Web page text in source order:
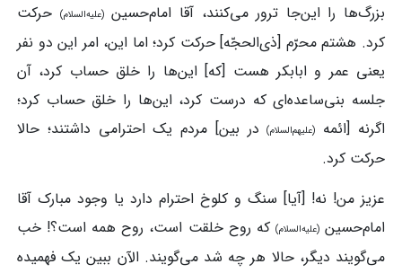
بزرگ‌ها را این‌جا ترور می‌کنند، آقا امام‌حسین(علیه‌السلام) حرکت
کرد. هشتم محرّم [ذی‌الحجّه] حرکت کرد؛ اما این، امر این دو نفر
یعنی عمر و ابابکر هست [که] این‌ها را خلق حساب کرد، آن
جلسه بنی‌ساعده‌ای که درست کرد، این‌ها را خلق حساب کرد؛
اگرنه [ائمه
(علیهم‌السلام)در بین] مردم یک احترامی داشتند؛ حالا
حرکت کرد.
عزیز من! نه! [آیا] سنگ و کلوخ احترام دارد یا وجود مبارک آقا
امام‌حسین(علیه‌السلام) که روح خلقت است، روح همه است؟! خب
می‌گویند دیگر، حالا هر چه شد می‌گویند. الآن ببین یک فهمیده